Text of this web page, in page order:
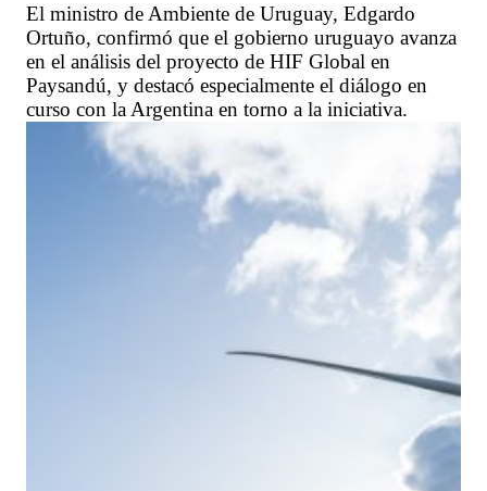
El ministro de Ambiente de Uruguay, Edgardo
Ortuño, confirmó que el gobierno uruguayo avanza
en el análisis del proyecto de HIF Global en
Paysandú, y destacó especialmente el diálogo en
curso con la Argentina en torno a la iniciativa.